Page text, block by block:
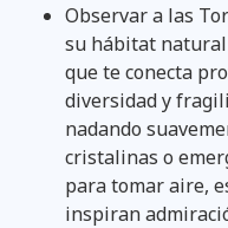
Observar a las
su hábitat
que te conecta
diversidad y
nadando
cristalinas o
para tomar aire,
inspiran